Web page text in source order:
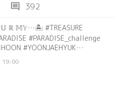
comment 392
𝕌 ℝ 𝕄𝕐…🏝️ #TREASURE
#PARADISE_challenge
#YOONJAEHYUK
19:00